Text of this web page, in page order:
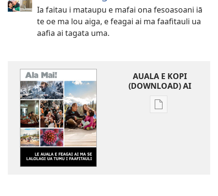
Ia faitau i mataupu e mafai ona fesoasoani iā
te oe ma lou aiga, e feagai ai ma faafitauli ua
aafia ai tagata uma.
AUALA E KOPI
(DOWNLOAD) AI
Vaega